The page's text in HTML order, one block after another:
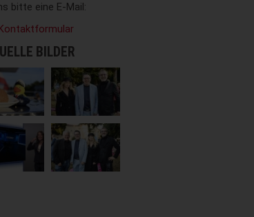
bitte eine E-Mail:
BILDER